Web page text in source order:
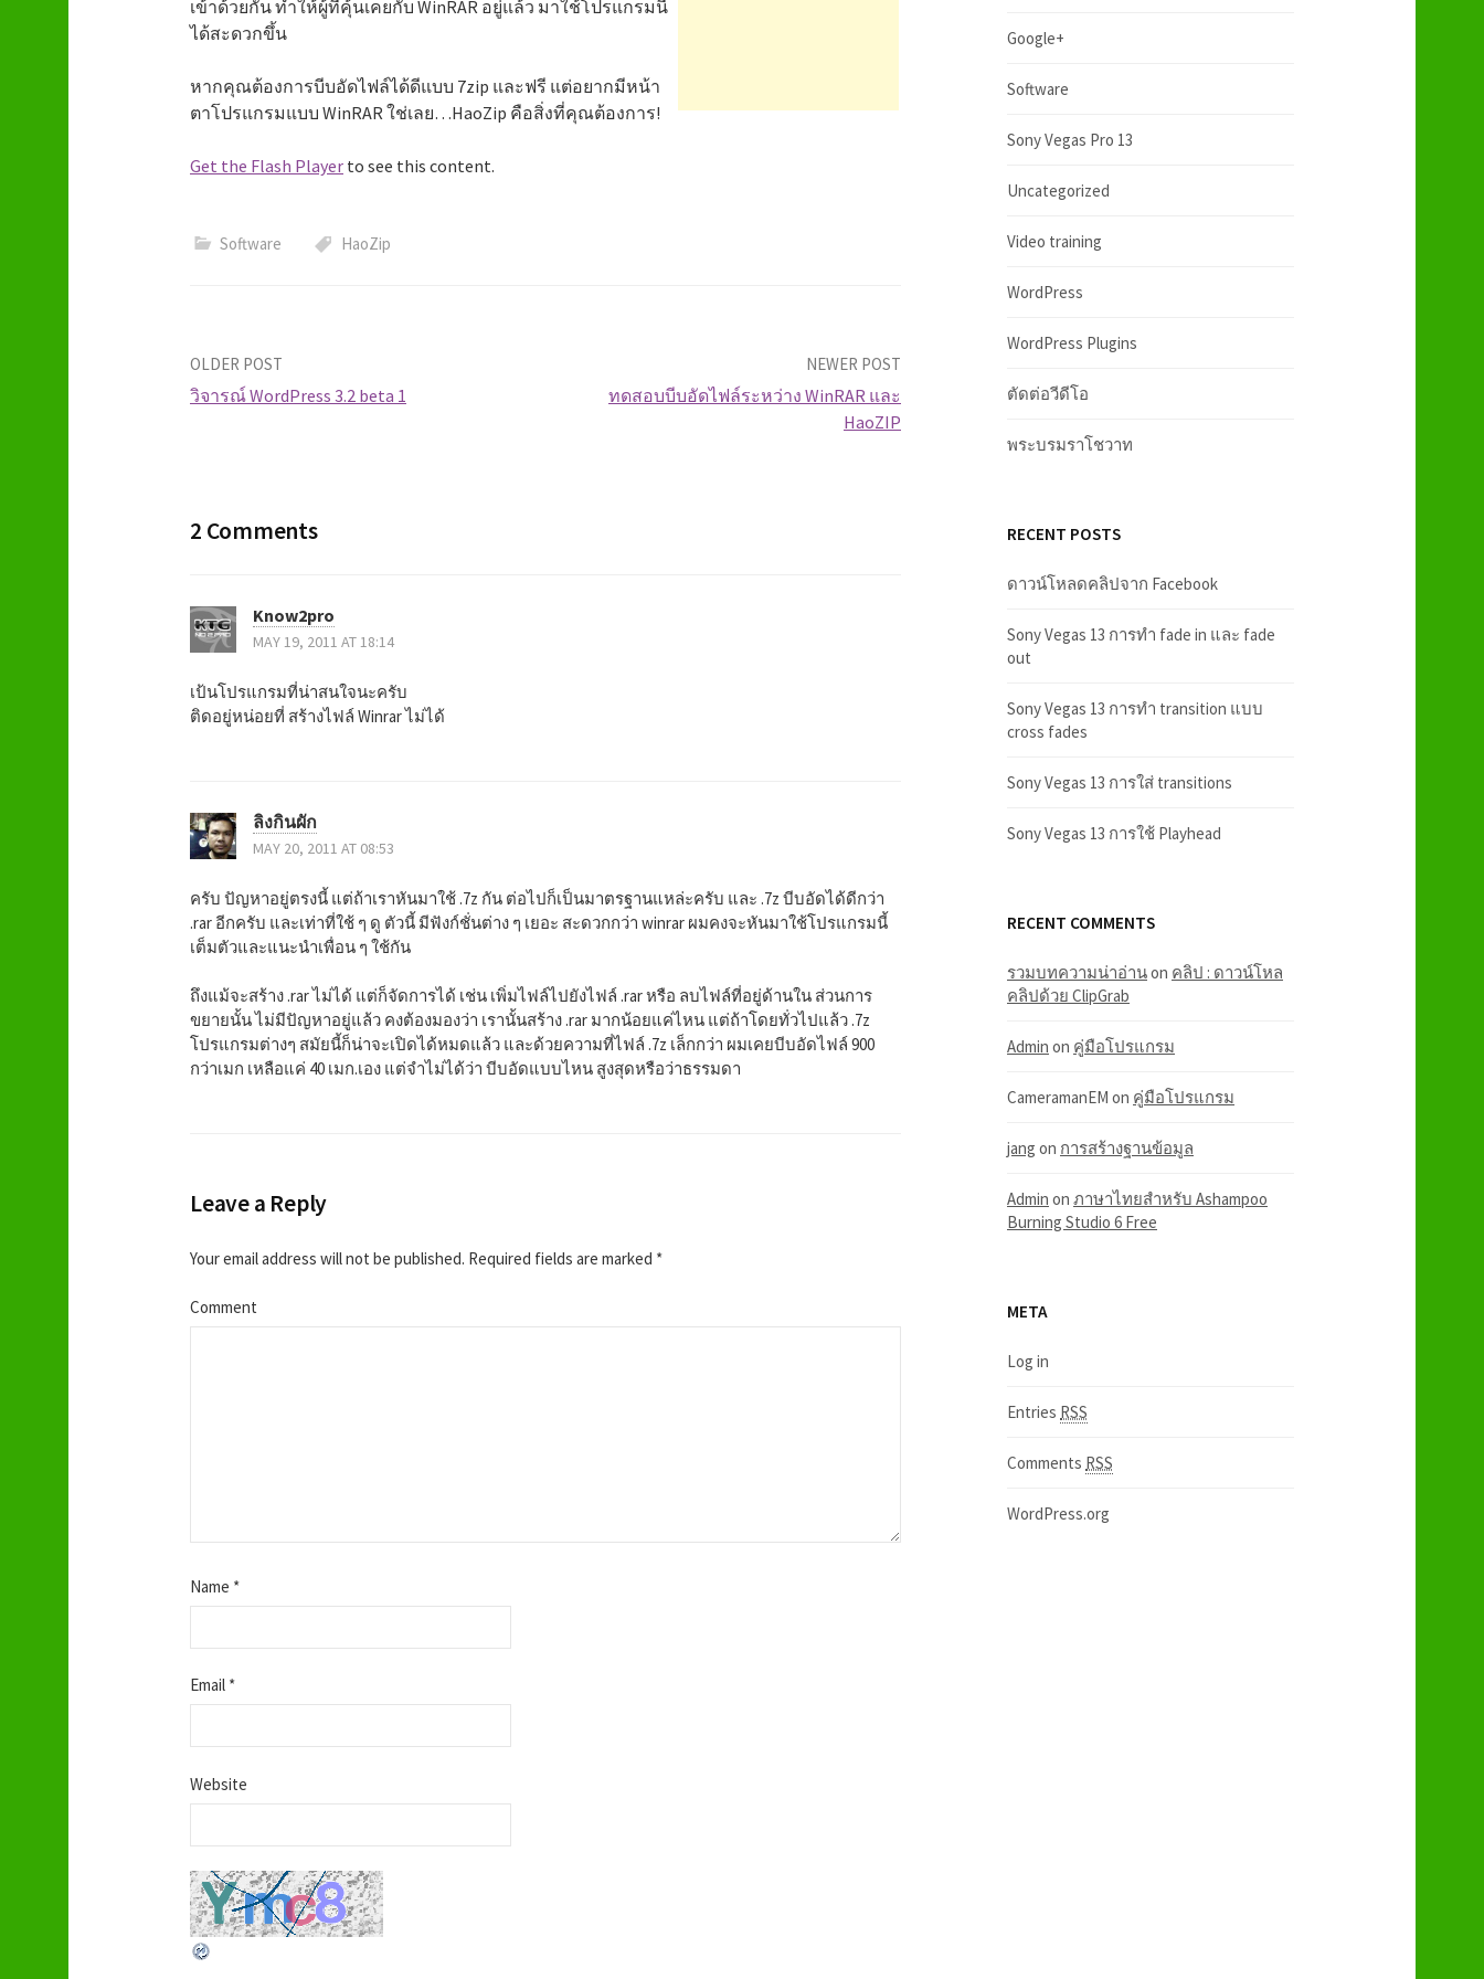
เข้าด้วยกัน ทำให้ผู้ที่คุ้นเคยกับ WinRAR อยู่แล้ว มาใช้โปรแกรมนี้
ได้สะดวกขึ้น
หากคุณต้องการบีบอัดไฟล์ได้ดีแบบ 7zip และฟรี แต่อยากมีหน้า
ตาโปรแกรมแบบ WinRAR ใช่เลย…HaoZip คือสิ่งที่คุณต้องการ!
Get the Flash Player to see this content.
Software HaoZip
s
t
n
a
g
a
t
i
o
OLDER POST
วิจารณ์ WordPress 3.2 beta 1
NEWER POST
ทดสอบบีบอัดไฟล์ระหว่าง WinRAR และ
HaoZIP
2 Comments
Know2pro
MAY 19, 2011 AT 18:14
เป้นโปรแกรมที่น่าสนใจนะครับ
ติดอยู่หน่อยที่ สร้างไฟล์ Winrar ไม่ได้
ลิงกินผัก
MAY 20, 2011 AT 08:53
ครับ ปัญหาอยู่ตรงนี้ แต่ถ้าเราหันมาใช้ .7z กัน ต่อไปก็เป็นมาตรฐานแหล่ะครับ และ .7z บีบอัดได้ดีกว่า
.rar อีกครับ และเท่าที่ใช้ ๆ ดู ตัวนี้ มีฟังก์ชั่นต่าง ๆ เยอะ สะดวกกว่า winrar ผมคงจะหันมาใช้โปรแกรมนี้
เต็มตัวและแนะนำเพื่อน ๆ ใช้กัน
ถึงแม้จะสร้าง .rar ไม่ได้ แต่ก็จัดการได้ เช่น เพิ่มไฟล์ไปยังไฟล์ .rar หรือ ลบไฟล์ที่อยู่ด้านใน ส่วนการ
ขยายนั้น ไม่มีปัญหาอยู่แล้ว คงต้องมองว่า เรานั้นสร้าง .rar มากน้อยแค่ไหน แต่ถ้าโดยทั่วไปแล้ว .7z
โปรแกรมต่างๆ สมัยนี้ก็น่าจะเปิดได้หมดแล้ว และด้วยความที่ไฟล์ .7z เล็กกว่า ผมเคยบีบอัดไฟล์ 900
กว่าเมก เหลือแค่ 40 เมก.เอง แต่จำไม่ได้ว่า บีบอัดแบบไหน สูงสุดหรือว่าธรรมดา
Leave a Reply
Your email address will not be published. Required fields are marked *
Comment
Name *
Email *
Website
Google+
Software
Sony Vegas Pro 13
Uncategorized
Video training
WordPress
WordPress Plugins
ตัดต่อวีดีโอ
พระบรมราโชวาท
RECENT POSTS
ดาวน์โหลดคลิปจาก Facebook
Sony Vegas 13 การทำ fade in และ fade
out
Sony Vegas 13 การทำ transition แบบ
cross fades
Sony Vegas 13 การใส่ transitions
Sony Vegas 13 การใช้ Playhead
RECENT COMMENTS
รวมบทความน่าอ่านon คลิป : ดาวน์โหล
คลิปด้วย ClipGrab
Admin on คู่มือโปรแกรม
CameramanEM on คู่มือโปรแกรม
jang on การสร้างฐานข้อมูล
Admin on ภาษาไทยสำหรับ Ashampoo
Burning Studio 6 Free
META
Log in
Entries RSS
Comments RSS
WordPress.org